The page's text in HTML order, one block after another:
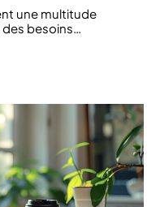
une multitude
besoins